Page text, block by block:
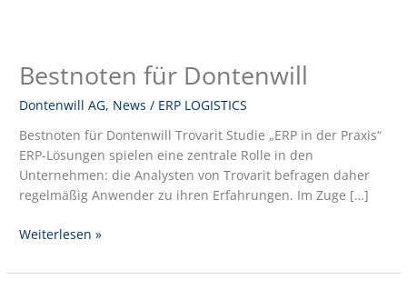
Bestnoten für Dontenwill
Dontenwill AG, News / ERP LOGISTICS
Bestnoten für Dontenwill Trovarit Studie „ERP in der Praxis“
ERP-Lösungen spielen eine zentrale Rolle in den
Unternehmen: die Analysten von Trovarit befragen daher
regelmäßig Anwender zu ihren Erfahrungen. Im Zuge […]
Bestnoten
für
Dontenwill
Weiterlesen »